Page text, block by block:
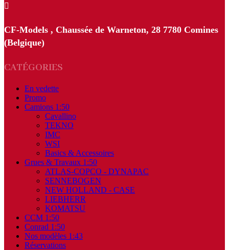

CF-Models , Chaussée de Warneton, 28 7780 Comines
(Belgique)
CATÉGORIES
En vedette
Promo
Camions 1:50
Cavallino
TEKNO
IMC
WSI
Basics & Accessoires
Grues & Travaux 1:50
ATLAS-COPCO - DYNAPAC
SENNEBOGEN
NEW HOLLAND - CASE
LIEBHERR
KOMATSU
CCM 1:50
Conrad 1:50
Nos modèles 1:43
Réservations